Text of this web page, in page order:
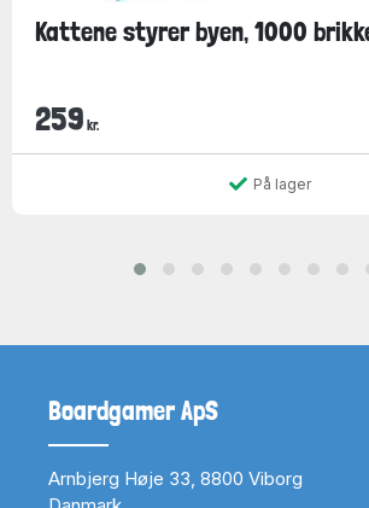
Kattene styrer byen, 1000
259 kr.
På lager
Boardgamer ApS
Arnbjerg Høje 33, 8800 Viborg